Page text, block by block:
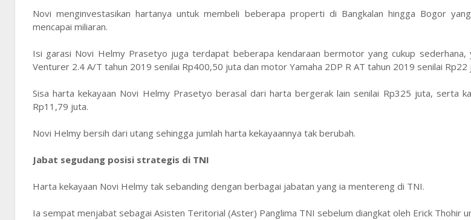
Novi menginvestasikan hartanya untuk membeli beberapa properti di Bangkalan hingga Bogor
mencapai miliaran.
Isi garasi Novi Helmy Prasetyo juga terdapat beberapa kendaraan bermotor yang cukup sederhana,
Venturer 2.4 A/T tahun 2019 senilai Rp400,50 juta dan motor Yamaha 2DP R AT tahun 2019 senilai Rp22
Sisa harta kekayaan Novi Helmy Prasetyo berasal dari harta bergerak lain senilai Rp325 juta, serta
Rp11,79 juta.
Novi Helmy bersih dari utang sehingga jumlah harta kekayaannya tak berubah.
Jabat segudang posisi strategis di TNI
Harta kekayaan Novi Helmy tak sebanding dengan berbagai jabatan yang ia mentereng di TNI.
Ia sempat menjabat sebagai Asisten Teritorial (Aster) Panglima TNI sebelum diangkat oleh Erick Thohir